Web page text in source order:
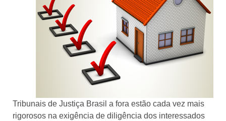
Tribunais de Justiça Brasil a fora estão cada vez mais
rigorosos na exigência de diligência dos interessados